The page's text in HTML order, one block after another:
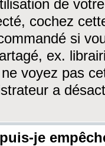
de
cochez
si
ex.
voyez pas
a
je